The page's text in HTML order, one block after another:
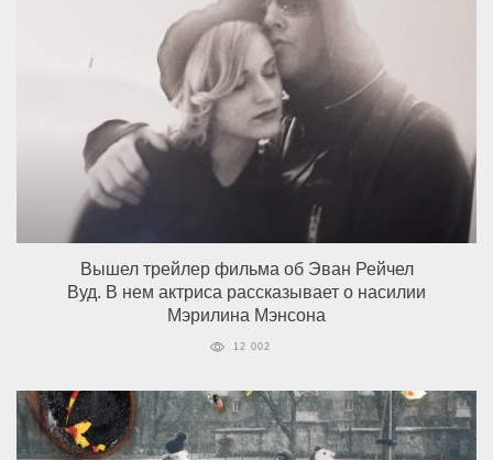
Вышел трейлер фильма об Эван Рейчел
Вуд. В нем актриса рассказывает о насилии
Мэрилина Мэнсона
12 002